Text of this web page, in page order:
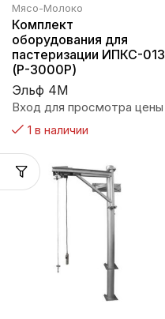
Мясо-Молоко
Комплект
оборудования для
пастеризации ИПКС-013
(Р-3000Р)
Эльф 4М
Вход для просмотра цены
1 в наличии